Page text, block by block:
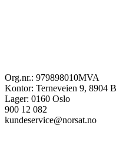
Org.nr.: 979898010MVA
Kontor: Terneveien 9, 8904
Lager: 0160 Oslo
900 12 082
kundeservice@norsat.no